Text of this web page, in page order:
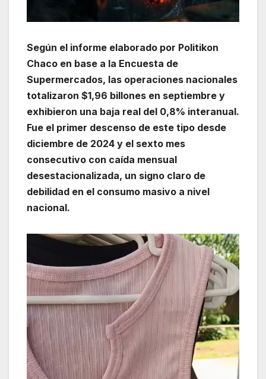
Según el informe elaborado por Politikon
Chaco en base a la Encuesta de
Supermercados, las operaciones nacionales
totalizaron $1,96 billones en septiembre y
exhibieron una baja real del 0,8% interanual.
Fue el primer descenso de este tipo desde
diciembre de 2024 y el sexto mes
consecutivo con caída mensual
desestacionalizada, un signo claro de
debilidad en el consumo masivo a nivel
nacional.
Reproductor
vídeo